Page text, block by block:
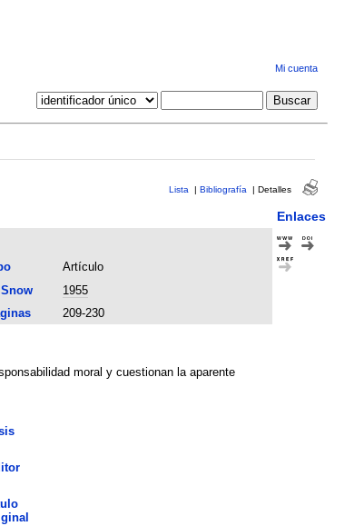
Mi cuenta
Lista | Bibliografía | Detalles
Enlaces
Artículo
Snow
1955
209-230
moral y cuestionan la aparente